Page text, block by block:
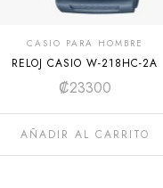
CASIO PARA HOMBRE
RELOJ CASIO W-218HC-2A
₡23300
AÑADIR AL CARRITO